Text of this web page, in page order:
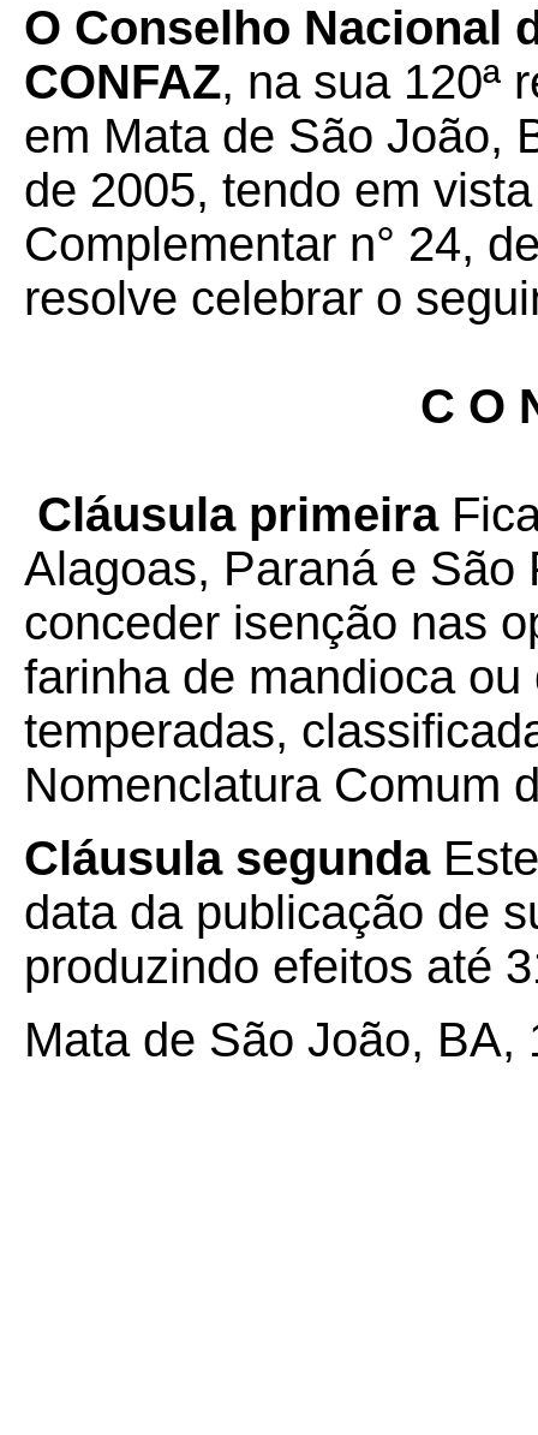
O Conselho Nacional
CONFAZ, na sua 120ª
em Mata de São João,
de 2005, tendo em
Complementar n° 24,
resolve celebrar o
C O
Cláusula primeira
Alagoas, Paraná e São
conceder isenção nas
farinha de mandioca
temperadas,
Nomenclatura Comum
Cláusula segunda
data da publicação de
produzindo efeitos até
Mata de São João, BA,